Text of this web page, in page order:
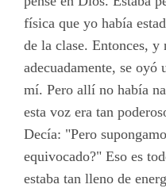
física que yo había
de la clase. Entonces, y
adecuadamente, se oyó
mí. Pero allí no había
esta voz era tan
Decía: "Pero
equivocado?" Eso es
estaba tan lleno de